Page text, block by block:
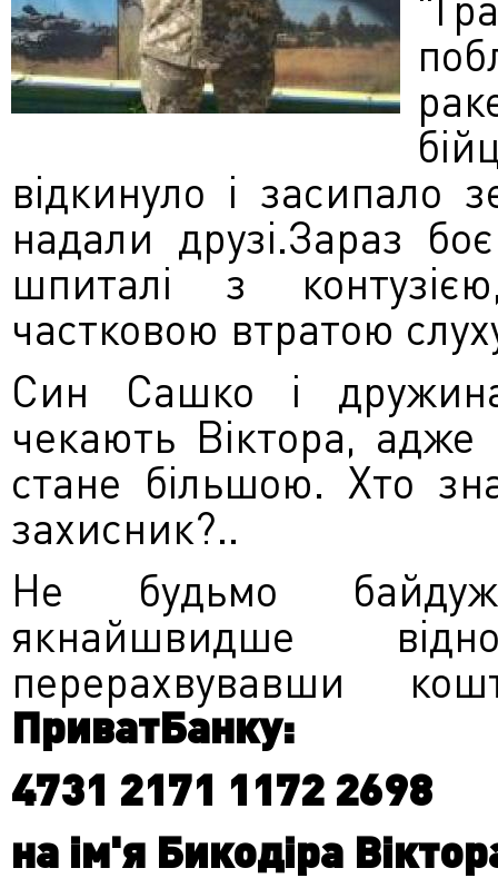
відкинуло і
надали друзі.Зараз
шпиталі з
частковою втратою
Син Сашко і
чекають Віктора, адже
стане більшою. Хто
захисник?..
Не будьмо
якнайшвидше
перерахвувавши
ПриватБанку:
4731 2171 1172 2698
на ім'я Бикодіра